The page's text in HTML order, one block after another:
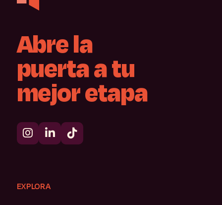
Abrela
puertaatu
mejoretapa
EXPLORA